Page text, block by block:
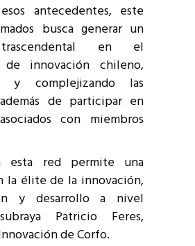
antecedentes, este
busca generar un
en el
de innovación chileno,
y complejizando las
de participar en
con miembros
esta red permite una
la élite de la innovación,
y desarrollo a nivel
Patricio Feres,
de Corfo.